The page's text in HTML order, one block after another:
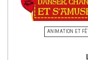
ANIMATION ET